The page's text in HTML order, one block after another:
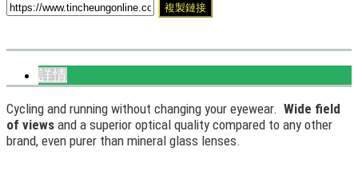
複製鏈接
詳情
Cycling and running without changing your eyewear. Wide field
of views and a superior optical quality compared to any other
brand, even purer than mineral glass lenses.